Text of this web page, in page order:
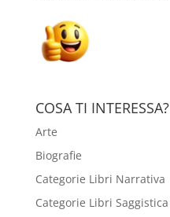
COSA TI INTERESSA?
Arte
Biografie
Categorie Libri Narrativa
Categorie Libri Saggistica